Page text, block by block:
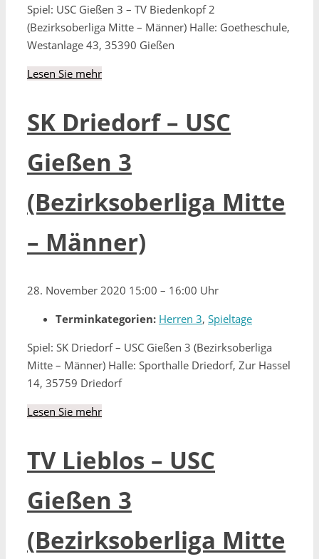
Spiel: USC Gießen 3 – TV Biedenkopf 2
(Bezirksoberliga Mitte – Männer) Halle: Goetheschule,
Westanlage 43, 35390 Gießen
Lesen Sie mehr
SK Driedorf – USC
Gießen 3
(Bezirksoberliga Mitte
– Männer)
28. November 2020 15:00 – 16:00 Uhr
Terminkategorien: Herren 3, Spieltage
Spiel: SK Driedorf – USC Gießen 3 (Bezirksoberliga
Mitte – Männer) Halle: Sporthalle Driedorf, Zur Hassel
14, 35759 Driedorf
Lesen Sie mehr
TV Lieblos – USC
Gießen 3
(Bezirksoberliga Mitte